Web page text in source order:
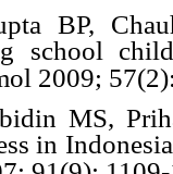
BP,
school
2009;
MS,
in